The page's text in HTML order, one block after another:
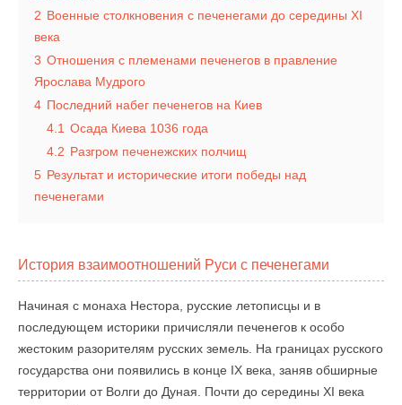
2 Военные столкновения с печенегами до середины XI
века
3 Отношения с племенами печенегов в правление
Ярослава Мудрого
4 Последний набег печенегов на Киев
4.1 Осада Киева 1036 года
4.2 Разгром печенежских полчищ
5 Результат и исторические итоги победы над
печенегами
История взаимоотношений Руси с печенегами
Начиная с монаха Нестора, русские летописцы и в
последующем историки причисляли печенегов к особо
жестоким разорителям русских земель. На границах русского
государства они появились в конце IX века, заняв обширные
территории от Волги до Дуная. Почти до середины XI века